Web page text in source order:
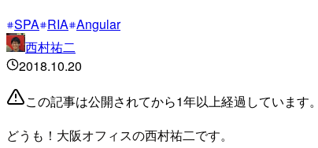
SPA RIA Angular
西村祐二
2018.10.20
この記事は公開されてから1年以上経過しています
どうも！大阪オフィスの西村祐二です。